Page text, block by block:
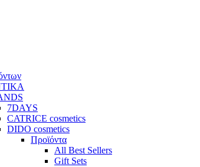
7DAYS
CATRICE cosmetics
DIDO cosmetics
Προϊόντα
All Best Sellers
Gift Sets